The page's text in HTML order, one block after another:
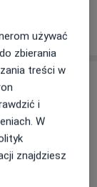
używać
zbierania
treści w
i
W
znajdziesz